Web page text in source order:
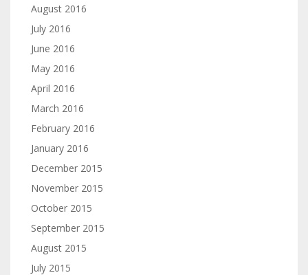
August 2016
July 2016
June 2016
May 2016
April 2016
March 2016
February 2016
January 2016
December 2015
November 2015
October 2015
September 2015
August 2015
July 2015